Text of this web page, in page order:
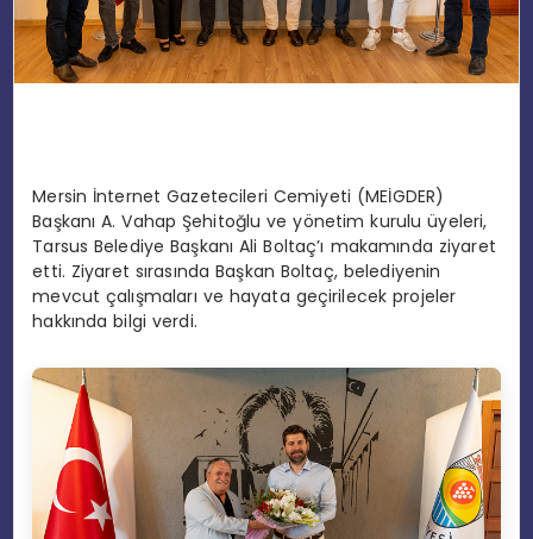
Mersin İnternet Gazetecileri Cemiyeti (MEİGDER)
Başkanı A. Vahap Şehitoğlu ve yönetim kurulu üyeleri,
Tarsus Belediye Başkanı Ali Boltaç’ı makamında ziyaret
etti. Ziyaret sırasında Başkan Boltaç, belediyenin
mevcut çalışmaları ve hayata geçirilecek projeler
hakkında bilgi verdi.